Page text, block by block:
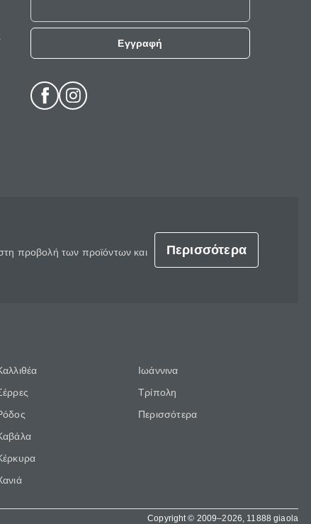
Εγγραφή
προβολή των προϊόντων και
Περισσότερα
Ιωάννινα
Τρίπολη
Περισσότερα
Copyright © 2009–2026, 11888 giaola